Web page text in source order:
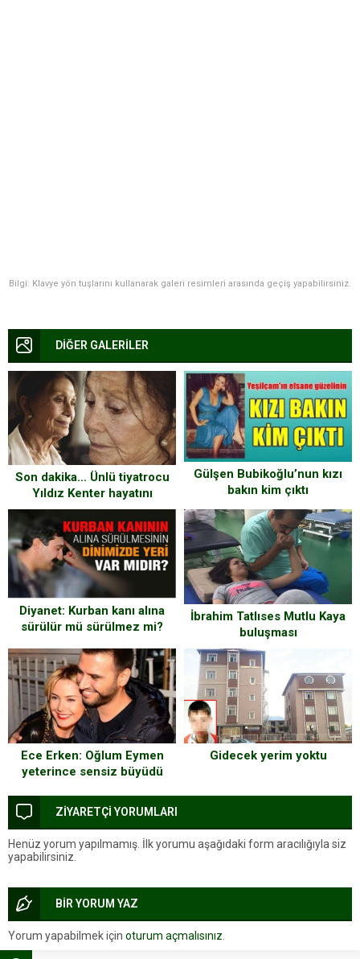
Bilgi: Klavye yön tuşlarını kullanarak galeri resimleri arasında geçiş yapabilirsiniz.
DİĞER GALERİLER
Son dakika… Ünlü tiyatrocu
Yıldız Kenter hayatını
kaybetti
Gülşen Bubikoğlu’nun kızı
bakın kim çıktı
Diyanet: Kurban kanı alına
sürülür mü sürülmez mi?
İbrahim Tatlıses Mutlu Kaya
buluşması
Ece Erken: Oğlum Eymen
yeterince sensiz büyüdü
Gidecek yerim yoktu
ZİYARETÇİ YORUMLARI
Henüz yorum yapılmamış. İlk yorumu aşağıdaki form aracılığıyla siz
yapabilirsiniz.
BİR YORUM YAZ
Yorum yapabilmek için oturum açmalısınız